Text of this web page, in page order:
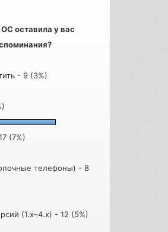
оставила у вас
- 9 (3%)
(7%)
телефоны) - 8
(1.x–4.x) - 12 (5%)